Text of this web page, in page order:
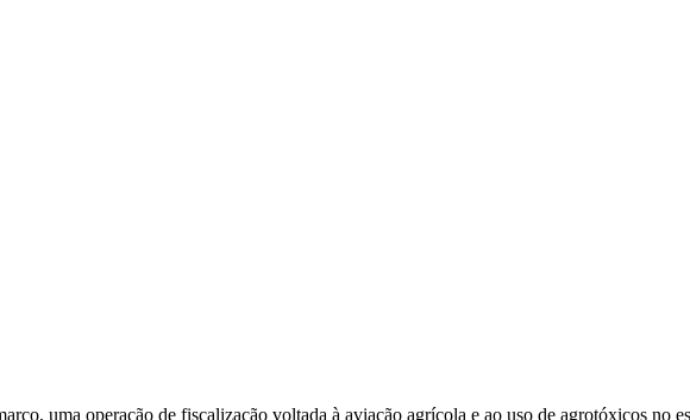
uma operação de fiscalização voltada à aviação agrícola e ao uso de agrotóxicos no